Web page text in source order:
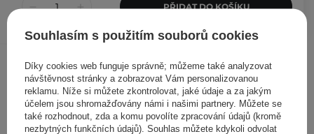
PŘIDAT DO KOŠÍKU
Ostatní zákazníci si prohlédli
Souhlasím s použitím souborů cookies
Díky cookies web funguje správně; můžeme také analyzovat
návštěvnost stránky a zobrazovat Vám personalizovanou
reklamu. Níže si můžete zkontrolovat, jaké údaje a za jakým
účelem jsou shromažďovány námi i našimi partnery. Můžete se
také rozhodnout, zda a komu povolíte zpracování údajů (kromě
nezbytných funkčních údajů). Souhlas můžete kdykoli odvolat